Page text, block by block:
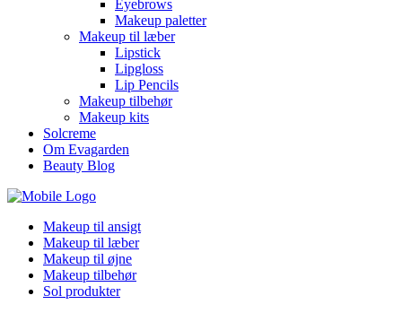
Eyebrows
Makeup paletter
Makeup til læber
Lipstick
Lipgloss
Lip Pencils
Makeup tilbehør
Makeup kits
Solcreme
Om Evagarden
Beauty Blog
Makeup til ansigt
Makeup til læber
Makeup til øjne
Makeup tilbehør
Sol produkter